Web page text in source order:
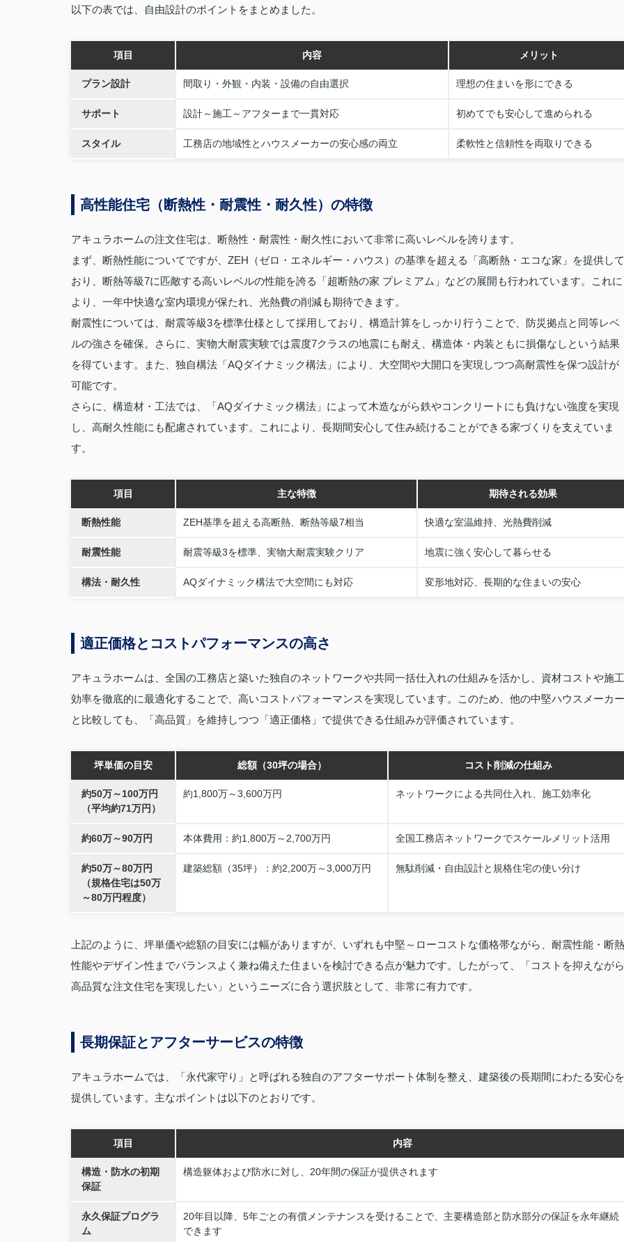
以下の表では、自由設計のポイントをまとめました。
項目 内容 メリット
プラン設計 間取り・外観・内装・設備の自由選択 理想の住まいを形にできる
サポート 設計～施工～アフターまで一貫対応 初めてでも安心して進められる
スタイル 工務店の地域性とハウスメーカーの安心感の両立 柔軟性と信頼性を両取りできる
高性能住宅（断熱性・耐震性・耐久性）の特徴
アキュラホームの注文住宅は、断熱性・耐震性・耐久性において非常に高いレベルを誇ります。
まず、断熱性能についてですが、ZEH（ゼロ・エネルギー・ハウス）の基準を超える「高断熱・エコな家」を提供して
おり、断熱等級7に匹敵する高いレベルの性能を誇る「超断熱の家 プレミアム」などの展開も行われています。これに
より、一年中快適な室内環境が保たれ、光熱費の削減も期待できます。
耐震性については、耐震等級3を標準仕様として採用しており、構造計算をしっかり行うことで、防災拠点と同等レベ
ルの強さを確保。さらに、実物大耐震実験では震度7クラスの地震にも耐え、構造体・内装ともに損傷なしという結果
を得ています。また、独自構法「AQダイナミック構法」により、大空間や大開口を実現しつつ高耐震性を保つ設計が
可能です。
さらに、構造材・工法では、「AQダイナミック構法」によって木造ながら鉄やコンクリートにも負けない強度を実現
し、高耐久性能にも配慮されています。これにより、長期間安心して住み続けることができる家づくりを支えていま
す。
項目 主な特徴 期待される効果
断熱性能 ZEH基準を超える高断熱、断熱等級7相当 快適な室温維持、光熱費削減
耐震性能 耐震等級3を標準、実物大耐震実験クリア 地震に強く安心して暮らせる
構法・耐久性 AQダイナミック構法で大空間にも対応 変形地対応、長期的な住まいの安心
適正価格とコストパフォーマンスの高さ
アキュラホームは、全国の工務店と築いた独自のネットワークや共同一括仕入れの仕組みを活かし、資材コストや施工
効率を徹底的に最適化することで、高いコストパフォーマンスを実現しています。このため、他の中堅ハウスメーカー
と比較しても、「高品質」を維持しつつ「適正価格」で提供できる仕組みが評価されています。
坪単価の目安 総額（30坪の場合） コスト削減の仕組み
約50万～100万円
（平均約71万円）
約1,800万～3,600万円 ネットワークによる共同仕入れ、施工効率化
約60万～90万円 本体費用：約1,800万～2,700万円 全国工務店ネットワークでスケールメリット活用
約50万～80万円
（規格住宅は50万
～80万円程度）
建築総額（35坪）：約2,200万～3,000万円 無駄削減・自由設計と規格住宅の使い分け
上記のように、坪単価や総額の目安には幅がありますが、いずれも中堅～ローコストな価格帯ながら、耐震性能・断熱
性能やデザイン性までバランスよく兼ね備えた住まいを検討できる点が魅力です。したがって、「コストを抑えながら
高品質な注文住宅を実現したい」というニーズに合う選択肢として、非常に有力です。
長期保証とアフターサービスの特徴
アキュラホームでは、「永代家守り」と呼ばれる独自のアフターサポート体制を整え、建築後の長期間にわたる安心を
提供しています。主なポイントは以下のとおりです。
項目 内容
構造・防水の初期
保証
構造躯体および防水に対し、20年間の保証が提供されます
永久保証プログラ
ム
20年目以降、5年ごとの有償メンテナンスを受けることで、主要構造部と防水部分の保証を永年継続
できます